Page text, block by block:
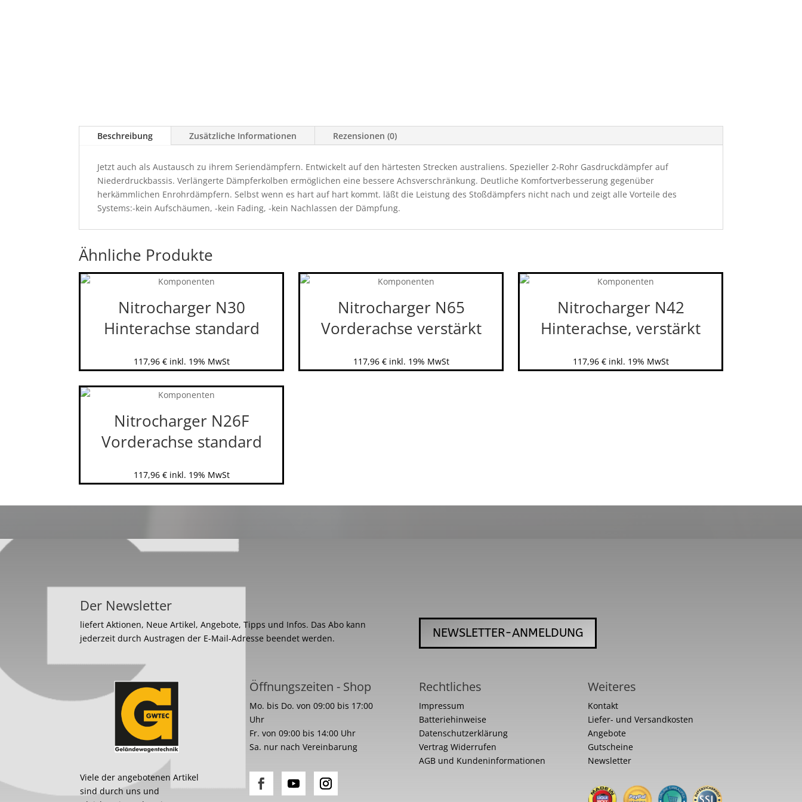
Beschreibung Zusätzliche Informationen Rezensionen (0)
Jetzt auch als Austausch zu ihrem Seriendämpfern. Entwickelt auf den härtesten Strecken australiens. Spezieller 2-Rohr Gasdruckdämpfer auf
Niederdruckbassis. Verlängerte Dämpferkolben ermöglichen eine bessere Achsverschränkung. Deutliche Komfortverbesserung gegenüber
herkämmlichen Enrohrdämpfern. Selbst wenn es hart auf hart kommt. läßt die Leistung des Stoßdämpfers nicht nach und zeigt alle Vorteile des
Systems:-kein Aufschäumen, -kein Fading, -kein Nachlassen der Dämpfung.
Ähnliche Produkte
Nitrocharger N30
Hinterachse standard
117,96 € inkl. 19% MwSt
Nitrocharger N65
Vorderachse verstärkt
117,96 € inkl. 19% MwSt
Nitrocharger N42
Hinterachse, verstärkt
117,96 € inkl. 19% MwSt
Nitrocharger N26F
Vorderachse standard
117,96 € inkl. 19% MwSt
Der Newsletter
liefert Aktionen, Neue Artikel, Angebote, Tipps und Infos. Das Abo kann
jederzeit durch Austragen der E-Mail-Adresse beendet werden.
NEWSLETTER-ANMELDUNG
Viele der angebotenen Artikel
sind durch uns und
Öffnungszeiten - Shop
Mo. bis Do. von 09:00 bis 17:00
Uhr
Fr. von 09:00 bis 14:00 Uhr
Sa. nur nach Vereinbarung
Rechtliches
Impressum
Batteriehinweise
Datenschutzerklärung
Vertrag Widerrufen
AGB und Kundeninformationen
Weiteres
Kontakt
Liefer- und Versandkosten
Angebote
Gutscheine
Newsletter